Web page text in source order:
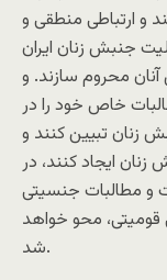
و ارتباطی منطقی و
جنبش زنان ایران
آنان محروم سازند. و
خاص خود را در
زنان تبیین کنند و
ایجاد کنند، در
و مطالبات جنسیتی
محو خواهد
شد.